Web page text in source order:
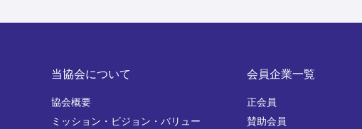
当協会について
協会概要
ミッション・ビジョン・バリュー
会員企業一覧
正会員
賛助会員